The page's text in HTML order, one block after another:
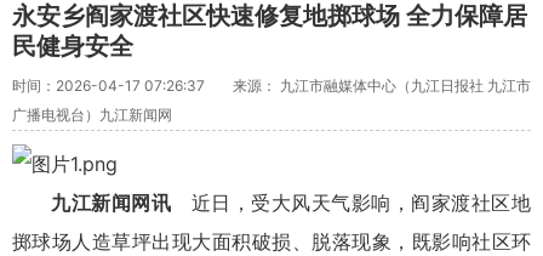
永安乡阎家渡社区快速修复地掷球场 全力保障居
民健身安全
时间：2026-04-17 07:26:37
来源： 九江市融媒体中心（九江日报社 九江市
广播电视台）九江新闻网
九江新闻网讯 近日，受大风天气影响，阎家渡社区地
掷球场人造草坪出现大面积破损、脱落现象，既影响社区环